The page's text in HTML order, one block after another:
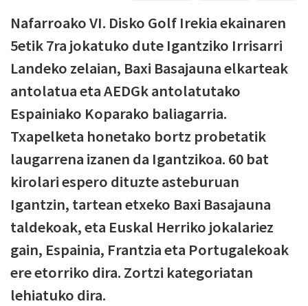
Nafarroako VI. Disko Golf Irekia ekainaren
5etik 7ra jokatuko dute Igantziko Irrisarri
Landeko zelaian, Baxi Basajauna elkarteak
antolatua eta AEDGk antolatutako
Espainiako Koparako baliagarria.
Txapelketa honetako bortz probetatik
laugarrena izanen da Igantzikoa. 60 bat
kirolari espero dituzte asteburuan
Igantzin, tartean etxeko Baxi Basajauna
taldekoak, eta Euskal Herriko jokalariez
gain, Espainia, Frantzia eta Portugalekoak
ere etorriko dira. Zortzi kategoriatan
lehiatuko dira.